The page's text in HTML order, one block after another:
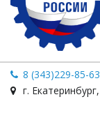
8 (343)229-85-63
г. Екатеринбург,